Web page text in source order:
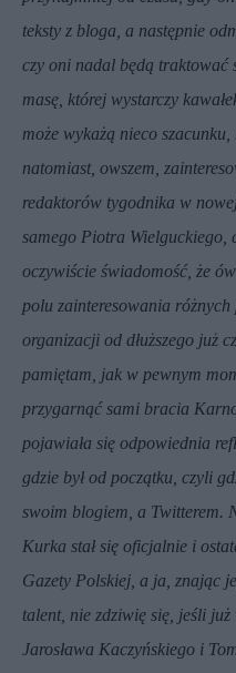
teksty z bloga, a następnie
czy oni nadal będą traktować
masę, której wystarczy
może wykażą nieco
natomiast, owszem,
redaktorów tygodnika w
samego Piotra Wielguckiego,
oczywiście świadomość, że
polu zainteresowania
organizacji od dłuższego już
pamiętam, jak w pewnym
przygarnąć sami bracia
pojawiała się odpowiednia
gdzie był od początku, czyli
swoim blogiem, a Twitterem.
Kurka stał się oficjalnie i
Gazety Polskiej, a ja, znając
talent, nie zdziwię się, jeśli
Jarosława Kaczyńskiego i